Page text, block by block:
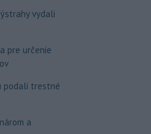
vydali
pre určenie
podali trestné
a